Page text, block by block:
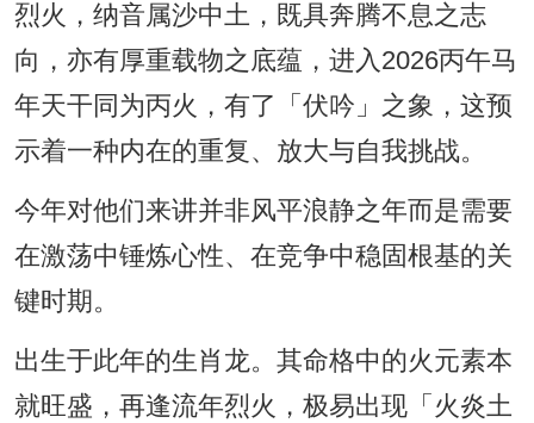
烈火，纳音属沙中土，既具奔腾不息之志
向，亦有厚重载物之底蕴，进入2026丙午马
年天干同为丙火，有了「伏吟」之象，这预
示着一种内在的重复、放大与自我挑战。
今年对他们来讲并非风平浪静之年而是需要
在激荡中锤炼心性、在竞争中稳固根基的关
键时期。
出生于此年的生肖龙。其命格中的火元素本
就旺盛，再逢流年烈火，极易出现「火炎土